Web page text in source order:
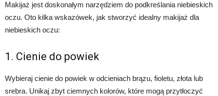
Makijaż jest doskonałym narzędziem do podkreślania niebieskich
oczu. Oto kilka wskazówek, jak stworzyć idealny makijaż dla
niebieskich oczu:
1. Cienie do powiek
Wybieraj cienie do powiek w odcieniach brązu, fioletu, złota lub
srebra. Unikaj zbyt ciemnych kolorów, które mogą przytłoczyć